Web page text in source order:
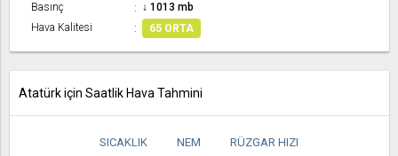
Basınç
↓ 1013 mb
Hava Kalitesi
65 ORTA
Atatürk için Saatlik Hava Tahmini
SICAKLIK NEM RÜZGAR HIZI